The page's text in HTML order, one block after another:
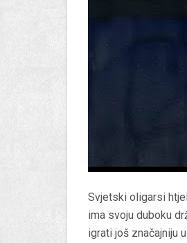
Svjetski oligarsi
ima svoju duboku
igrati još značajniju